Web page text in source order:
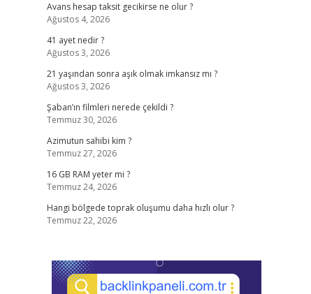
Avans hesap taksit gecikirse ne olur ?
Ağustos 4, 2026
41 ayet nedir ?
Ağustos 3, 2026
21 yaşından sonra aşık olmak imkansız mı ?
Ağustos 3, 2026
Şaban’ın filmleri nerede çekildi ?
Temmuz 30, 2026
Azimutun sahibi kim ?
Temmuz 27, 2026
16 GB RAM yeter mi ?
Temmuz 24, 2026
Hangi bölgede toprak oluşumu daha hızlı olur ?
Temmuz 22, 2026